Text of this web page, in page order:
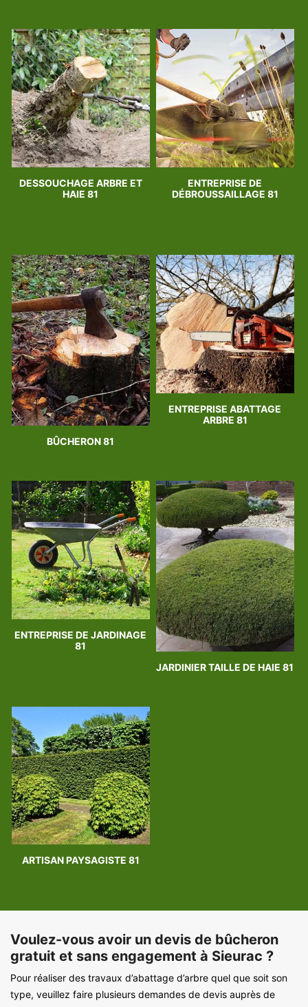
DESSOUCHAGE ARBRE ET
HAIE 81
ENTREPRISE DE
DÉBROUSSAILLAGE 81
BÛCHERON 81
ENTREPRISE ABATTAGE
ARBRE 81
ENTREPRISE DE JARDINAGE
81
JARDINIER TAILLE DE HAIE 81
ARTISAN PAYSAGISTE 81
Voulez-vous avoir un devis de bûcheron
gratuit et sans engagement à Sieurac ?
Pour réaliser des travaux d’abattage d’arbre quel que soit son
type, veuillez faire plusieurs demandes de devis auprès de